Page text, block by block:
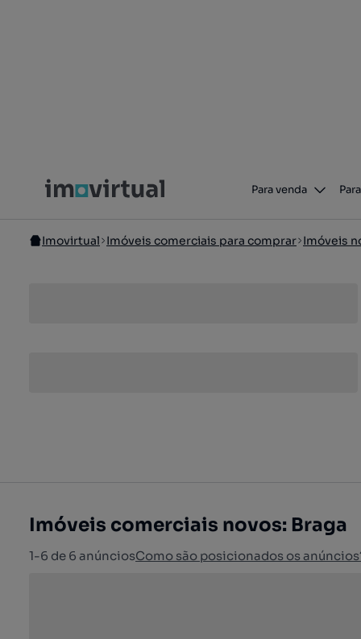
Para venda
Imovirtual Imóveis comerciais para comprar Imóveis
Imóveis comerciais novos: Braga
1-6 de 6 anúnciosComo são posicionados os